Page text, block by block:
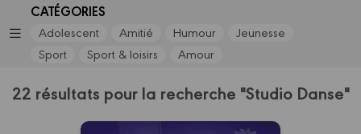
CATÉGORIES
Adolescent Amitié Humour
Jeunesse
Sport
Sport & loisirs Amour
22 résultats pour la recherche "Studio Danse"